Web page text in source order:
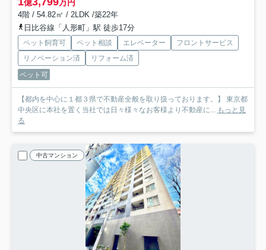
億 万円
4階 / 54.82㎡ / 2LDK /築22年
日比谷線「人形町」駅 徒歩17分
ペット飼育可 ペット相談 エレベーター
フロントサービス
リノベーション済
リフォーム済
ペット可
【都内を中心に１都３県で不動産全般を取り扱っております。】 東京都
中央区に本社を置く当社では日々様々なお客様より不動産に... もっと見
る
中古マンション